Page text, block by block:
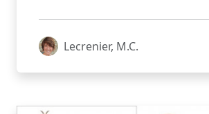
Lecrenier, M.C.